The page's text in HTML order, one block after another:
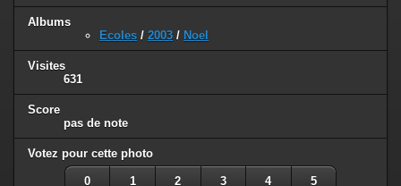
Albums
Ecoles / 2003 / Noel
Visites
631
Score
pas de note
Votez pour cette photo
0 1 2 3 4 5